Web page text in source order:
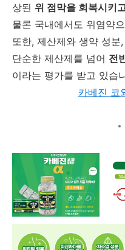
상된 위 점막을 회복시키
물론 국내에서도 위염약
또한, 제산제와 생약 성
단순한 제산제를 넘어 전
이라는 평가를 받고 있습
카베진 코